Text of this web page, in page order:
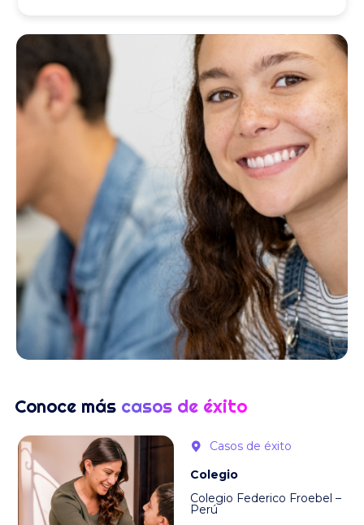
Conoce más casos de éxito
Casos de éxito
Colegio
Colegio Federico Froebel –
Perú